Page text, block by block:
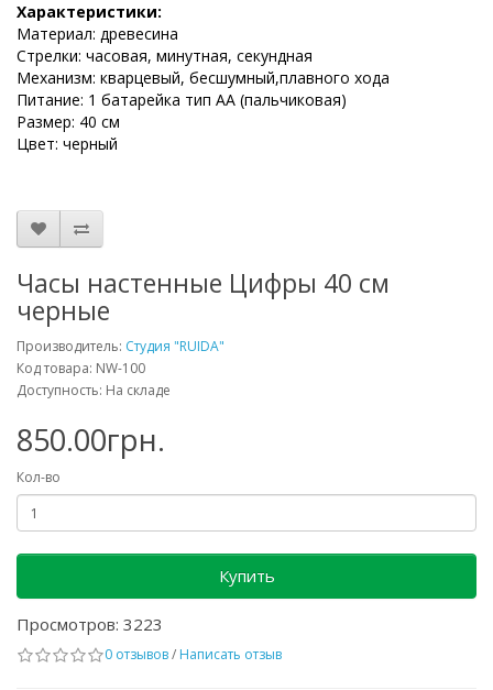
Характеристики:
Материал: древесина
Стрелки: часовая, минутная, секундная
Механизм: кварцевый, бесшумный,плавного хода
Питание: 1 батарейка тип АА (пальчиковая)
Размер: 40 см
Цвет: черный
Часы настенные Цифры 40 см
черные
Производитель: Студия "RUIDA"
Код товара: NW-100
Доступность: На складе
850.00грн.
Кол-во
Купить
Просмотров: 3223
0 отзывов/ Написать отзыв